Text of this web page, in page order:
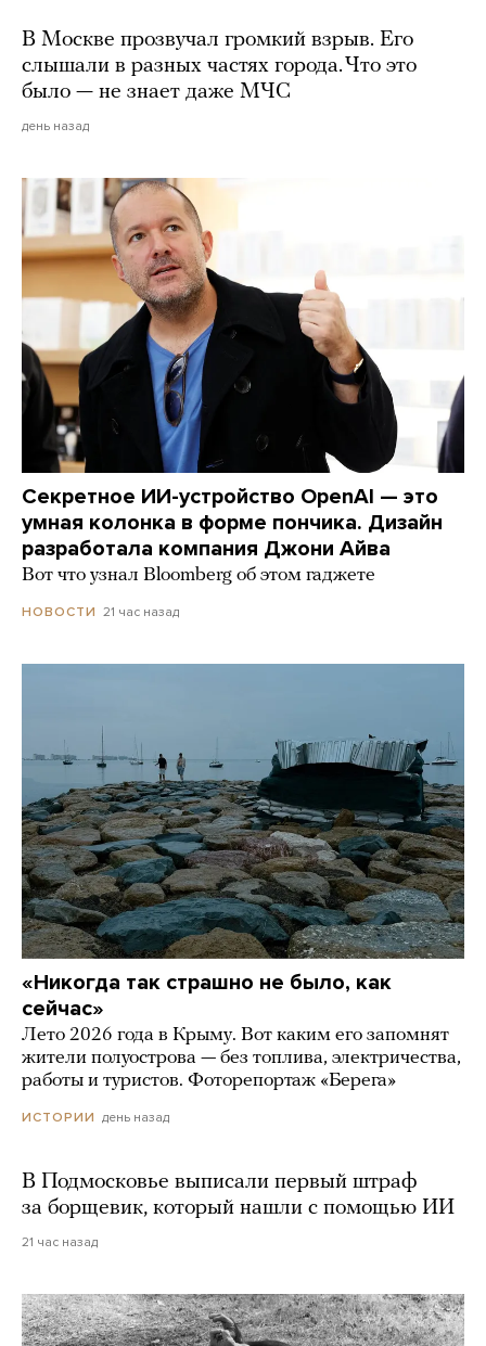
В Москве прозвучал громкий взрыв. Его
слышали в разных частях города. Что это
было — не знает даже МЧС
день назад
Секретное ИИ-устройство OpenAI — это
умная колонка в форме пончика. Дизайн
разработала компания Джони Айва
Вот что узнал Bloomberg об этом гаджете
НОВОСТИ 21 час назад
«Никогда так страшно не было, как
сейчас»
Лето 2026 года в Крыму. Вот каким его запомнят
жители полуострова — без топлива, электричества,
работы и туристов. Фоторепортаж «Берега»
ИСТОРИИ день назад
В Подмосковье выписали первый штраф
за борщевик, который нашли с помощью ИИ
21 час назад